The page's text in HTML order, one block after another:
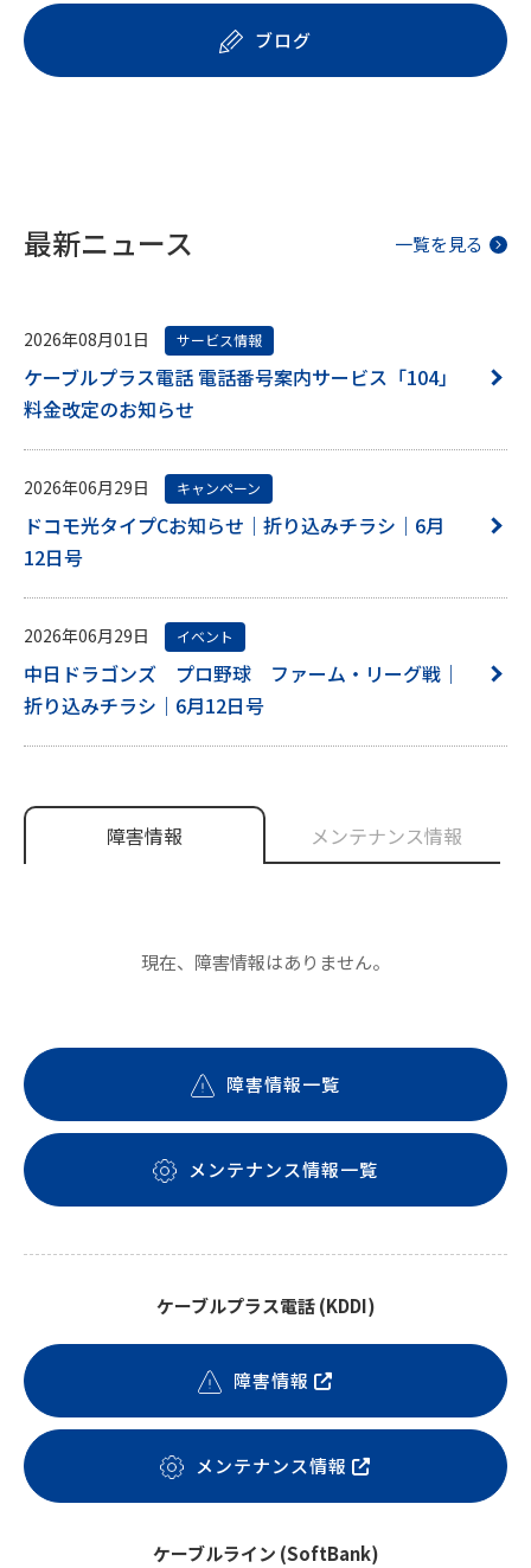
ブログ
最新ニュース 一覧を見る
2026年08月01日 サービス情報
ケーブルプラス電話 電話番号案内サービス「104」
料金改定のお知らせ
2026年06月29日 キャンペーン
ドコモ光タイプCお知らせ｜折り込みチラシ｜6月
12日号
2026年06月29日 イベント
中日ドラゴンズ プロ野球 ファーム・リーグ戦｜
折り込みチラシ｜6月12日号
障害情報 メンテナンス情報
現在、障害情報はありません。
障害情報一覧
メンテナンス情報一覧
ケーブルプラス電話 (KDDI)
障害情報
メンテナンス情報
ケーブルライン (SoftBank)